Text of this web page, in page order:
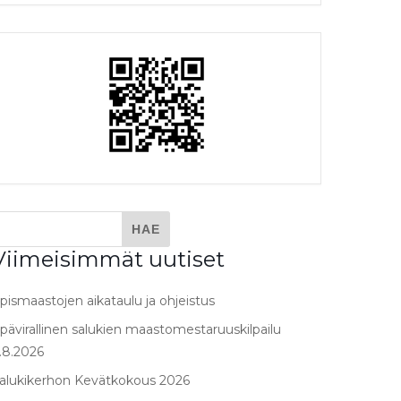
uutiset
aikataulu ja ohjeistus
salukien maastomestaruuskilpailu
Kevätkokous 2026